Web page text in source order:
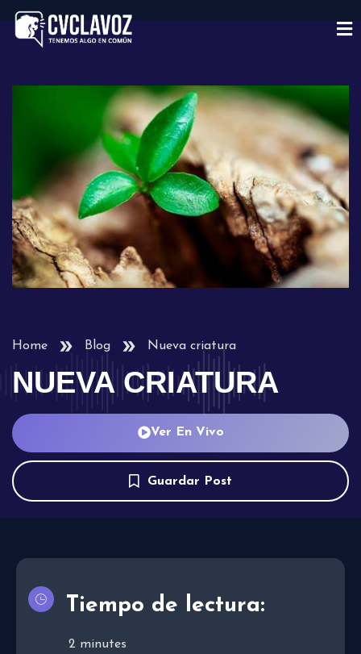
Home Blog Nueva criatura
NUEVA CRIATURA
Ver En Vivo
Guardar Post
Tiempo de lectura:
2 minutes